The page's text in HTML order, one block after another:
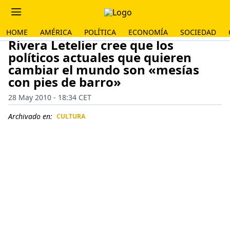
HOME AMÉRICA POLÍTICA ECONOMÍA SOCIEDAD
Rivera Letelier cree que los
políticos actuales que quieren
cambiar el mundo son «mesías
con pies de barro»
28 May 2010 - 18:34 CET
Archivado en: CULTURA